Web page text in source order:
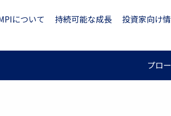
について 持続可能な成長 投資家向け
プロ